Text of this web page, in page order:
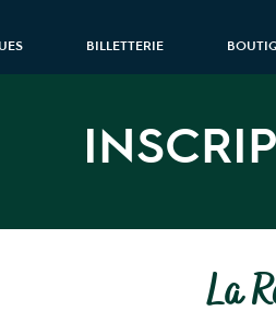
BILLETTERIE
La